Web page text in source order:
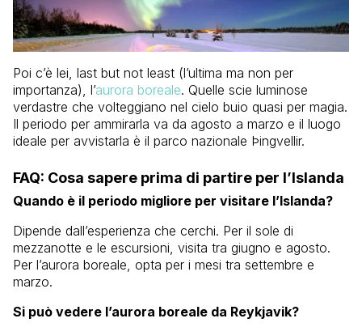
Poi c’è lei, last but not least (l’ultima ma non per
importanza), l’aurora boreale. Quelle scie luminose
verdastre che volteggiano nel cielo buio quasi per magia.
Il periodo per ammirarla va da agosto a marzo e il luogo
ideale per avvistarla è il parco nazionale Þingvellir.
FAQ: Cosa sapere prima di partire per l’Islanda
Quando è il periodo migliore per visitare l’Islanda?
Dipende dall’esperienza che cerchi. Per il sole di
mezzanotte e le escursioni, visita tra giugno e agosto.
Per l’aurora boreale, opta per i mesi tra settembre e
marzo.
Si può vedere l’aurora boreale da Reykjavik?